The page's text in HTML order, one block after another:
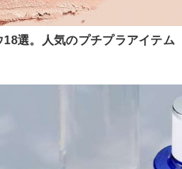
選。人気のプチプラアイテム